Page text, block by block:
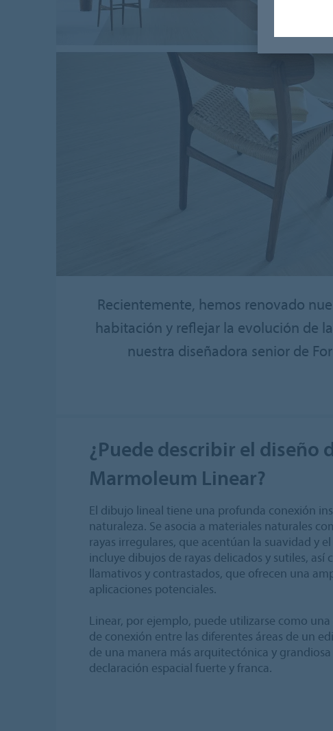
Recientemente, hemos renovado
habitación y reflejar la evolución de
nuestra diseñadora senior de
¿Puede describir el diseño
Marmoleum Linear?
El dibujo lineal tiene una profunda conexión
naturaleza. Se asocia a materiales naturales
rayas irregulares, que acentúan la suavidad y
incluye dibujos de rayas delicados y sutiles, así
llamativos y contrastados, que ofrecen una
aplicaciones potenciales.
Linear, por ejemplo, puede utilizarse como
de conexión entre las diferentes áreas de un
de una manera más arquitectónica y
declaración espacial fuerte y franca.